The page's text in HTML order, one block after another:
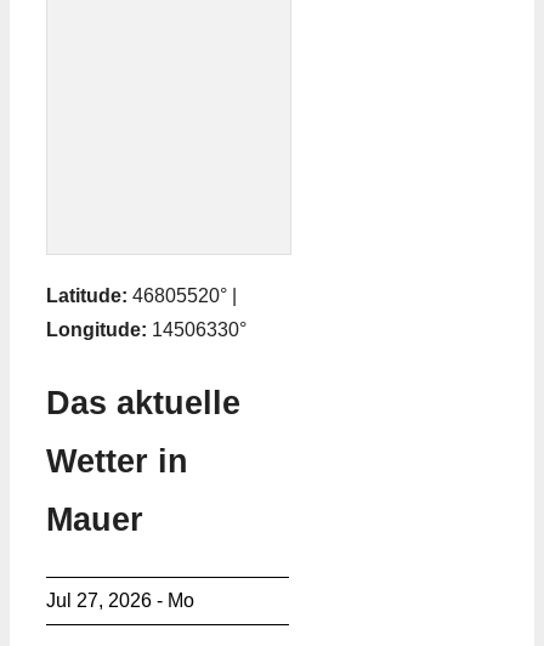
Latitude: 46805520° |
Longitude: 14506330°
Das aktuelle
Wetter in
Mauer
Jul 27, 2026 - Mo